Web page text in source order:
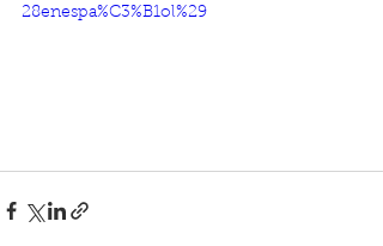
28enespa%C3%B1ol%29